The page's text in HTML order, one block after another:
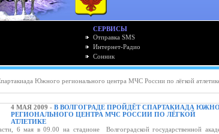
СЕРВИСЫ
Отправка SMS
Интернет-Радио
Сонник
Южного регионального центра МЧС России по лёгкой
4 МАЯ 2009 - В ВОЛГОГРАДЕ ПРОЙДЁТ СПАРТАКИАДА
РЕГИОНАЛЬНОГО ЦЕНТРА МЧС РОССИИ ПО ЛЁГКОЙ
АТЛЕТИКЕ
6 мая в 09.00 на стадионе Волгоградской государственной